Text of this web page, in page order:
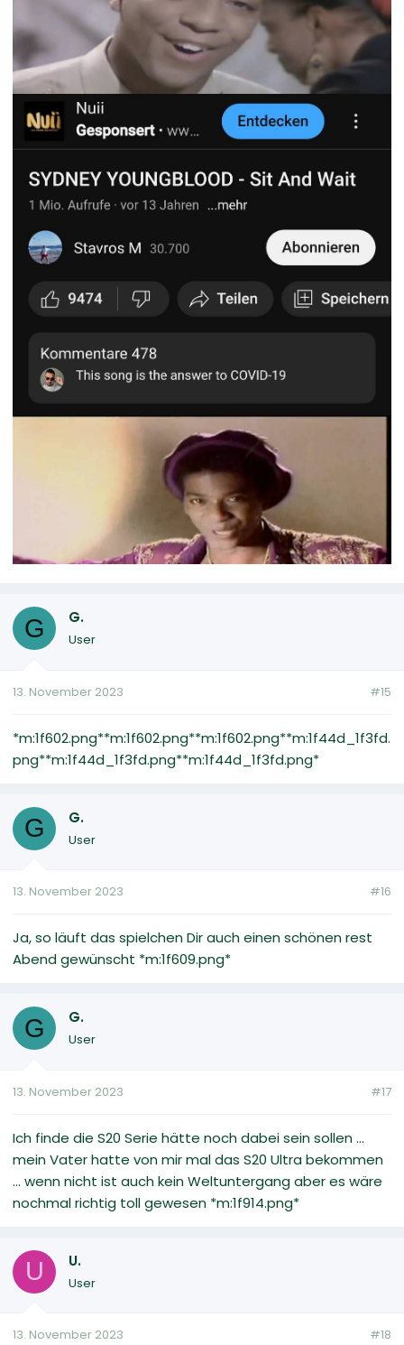
G G.
User
13. November 2023 #15
*m:1f602.png**m:1f602.png**m:1f602.png**m:1f44d_1f3fd.
png**m:1f44d_1f3fd.png**m:1f44d_1f3fd.png*
G G.
User
13. November 2023 #16
Ja, so läuft das spielchen Dir auch einen schönen rest
Abend gewünscht *m:1f609.png*
G G.
User
13. November 2023 #17
Ich finde die S20 Serie hätte noch dabei sein sollen ...
mein Vater hatte von mir mal das S20 Ultra bekommen
... wenn nicht ist auch kein Weltuntergang aber es wäre
nochmal richtig toll gewesen *m:1f914.png*
U U.
User
13. November 2023 #18